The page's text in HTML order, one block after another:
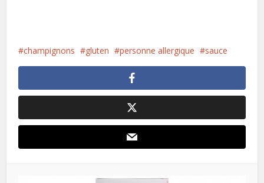
champignons gluten personne allergique sauce